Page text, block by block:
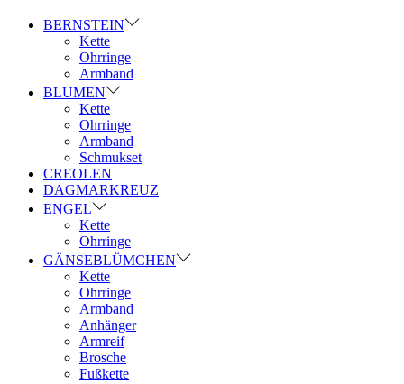
BERNSTEIN
Kette
Ohrringe
Armband
BLUMEN
Kette
Ohrringe
Armband
Schmukset
CREOLEN
DAGMARKREUZ
ENGEL
Kette
Ohrringe
GÄNSEBLÜMCHEN
Kette
Ohrringe
Armband
Anhänger
Armreif
Brosche
Fußkette